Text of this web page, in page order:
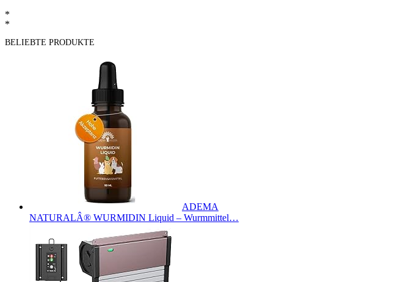
*
*
BELIEBTE PRODUKTE
ADEMA
NATURALÂ® WURMIDIN Liquid – Wurmmittel…